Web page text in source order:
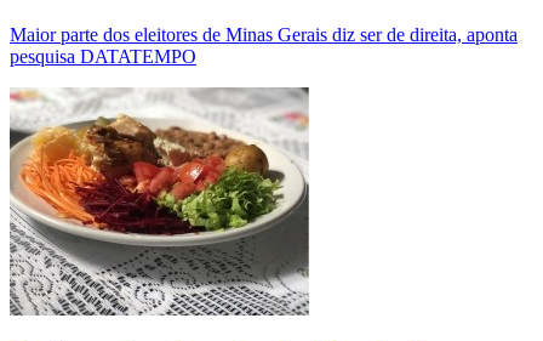
Maior parte dos eleitores de Minas Gerais diz ser de direita, aponta
pesquisa DATATEMPO